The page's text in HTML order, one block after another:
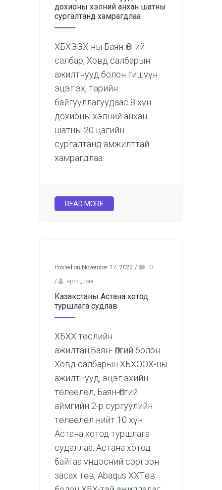
дохионы хэлний анхан шатны
сургалтанд хамрагдлаа
ХБХЭЭХ-ны Баян-Өлгий
салбар, Ховд салбарын
ажилтнууд болон гишүүн
эцэг эх, төрийн
байгууллагуудаас 8 хүн
дохионы хэлний анхан
шатны 20 цагийн
сургалтанд амжилттай
хамрагдлаа.
READ MORE
Posted on November 17, 2022 /
0
/
apdc_user
Казакстаны Астана хотод
туршлага судлав
ХБХХ төслийн
ажилтан,Баян- Өлгий болон
Ховд салбарын ХБХЭЭХ-ны
ажилтнууд, эцэг эхийн
төлөөлөл, Баян-Өлгий
аймгийн 2-р сургуулийн
төлөөлөл нийт 10 хүн
Астана хотод туршлага
судаллаа. Астана хотод
байгаа үндэсний сэргээн
засах төв, Abaqus ХХТөв